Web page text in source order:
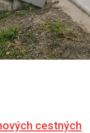
cestných